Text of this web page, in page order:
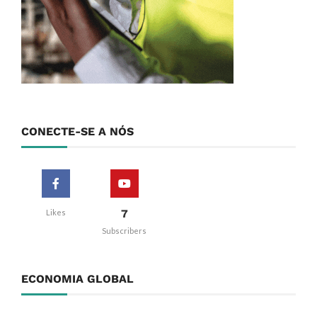
CONECTE-SE A NÓS
Likes 7
Subscribers
ECONOMIA GLOBAL